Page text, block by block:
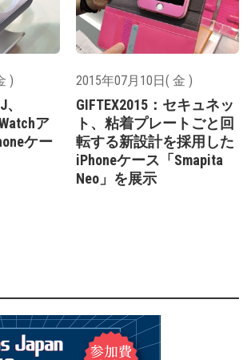
)
ア
ケー
2015年07月10日( 金 )
GIFTEX2015：セキュネッ
ト、粘着プレートごと回
転する新設計を採用した
iPhoneケース「Smapita
Neo」を展示